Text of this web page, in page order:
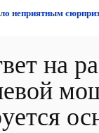
неприятным
на